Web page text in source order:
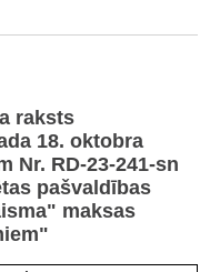
raksts
18. oktobra
Nr. RD-23-241-sn
pašvaldības
maksas